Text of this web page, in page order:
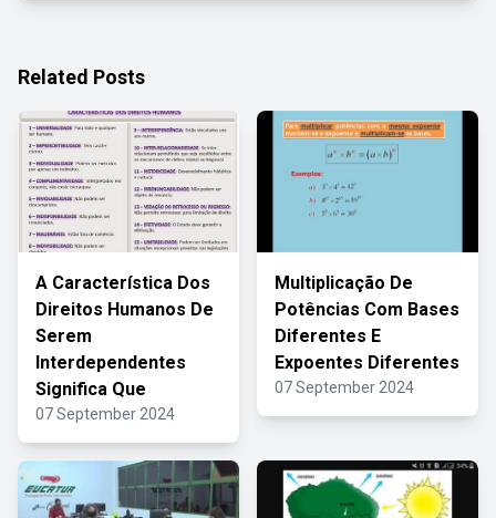
Related Posts
A Característica Dos
Direitos Humanos De
Serem
Interdependentes
Significa Que
07 September 2024
Multiplicação De
Potências Com Bases
Diferentes E
Expoentes Diferentes
07 September 2024